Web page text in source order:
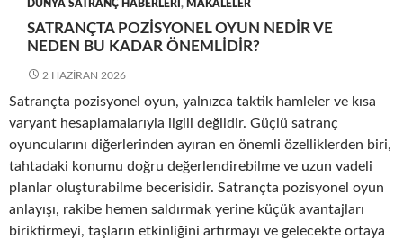
DÜNYA SATRANÇ HABERLERI , MAKALELER
SATRANÇTA POZISYONEL OYUN NEDIR VE
NEDEN BU KADAR ÖNEMLIDIR?
2 HAZIRAN 2026
Satrançta pozisyonel oyun, yalnızca taktik hamleler ve kısa
varyant hesaplamalarıyla ilgili değildir. Güçlü satranç
oyuncularını diğerlerinden ayıran en önemli özelliklerden biri,
tahtadaki konumu doğru değerlendirebilme ve uzun vadeli
planlar oluşturabilme becerisidir. Satrançta pozisyonel oyun
anlayışı, rakibe hemen saldırmak yerine küçük avantajları
biriktirmeyi, taşların etkinliğini artırmayı ve gelecekte ortaya